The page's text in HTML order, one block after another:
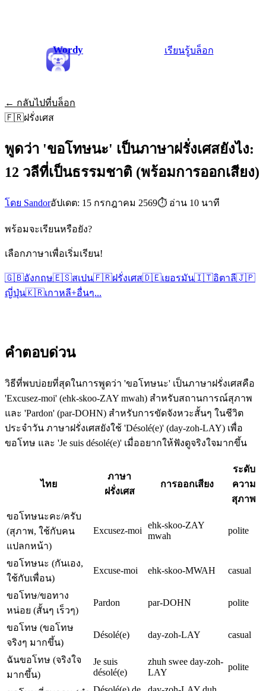
Wordy เรียนรู้บล็อก
← กลับไปที่บล็อก
🇫🇷ฝรั่งเศส
พูดว่า 'ขอโทษนะ' เป็นภาษาฝรั่งเศสยังไง:
12 วลีที่เป็นธรรมชาติ (พร้อมการออกเสียง)
โดย Sandorอัปเดต: 15 กรกฎาคม 2569⏱ อ่าน 10 นาที
พร้อมจะเรียนหรือยัง?
เลือกภาษาเพื่อเริ่มเรียน!
🇬🇧อังกฤษ🇪🇸สเปน🇫🇷ฝรั่งเศส🇩🇪เยอรมัน🇮🇹อิตาลี🇯🇵
ญี่ปุ่น🇰🇷เกาหลี+อื่นๆ...
คำตอบด่วน
วิธีที่พบบ่อยที่สุดในการพูดว่า 'ขอโทษนะ' เป็นภาษาฝรั่งเศสคือ
'Excusez-moi' (ehk-skoo-ZAY mwah) สำหรับสถานการณ์สุภาพ
และ 'Pardon' (par-DOHN) สำหรับการขัดจังหวะสั้นๆ ในชีวิต
ประจำวัน ภาษาฝรั่งเศสยังใช้ 'Désolé(e)' (day-zoh-LAY) เพื่อ
ขอโทษ และ 'Je suis désolé(e)' เมื่ออยากให้ฟังดูจริงใจมากขึ้น
ไทย
ภาษา
ฝรั่งเศส
การออกเสียง
ระดับ
ความ
สุภาพ
ขอโทษนะคะ/ครับ
(สุภาพ, ใช้กับคน
แปลกหน้า)
Excusez-moi
ehk-skoo-ZAY
mwah
polite
ขอโทษนะ (กันเอง,
ใช้กับเพื่อน)
Excuse-moi ehk-skoo-MWAH casual
ขอโทษ/ขอทาง
หน่อย (สั้นๆ เร็วๆ)
Pardon par-DOHN polite
ขอโทษ (ขอโทษ
จริงๆ มากขึ้น)
Désolé(e) day-zoh-LAY casual
ฉันขอโทษ (จริงใจ
มากขึ้น)
Je suis
désolé(e)
zhuh swee day-zoh-
LAY
polite